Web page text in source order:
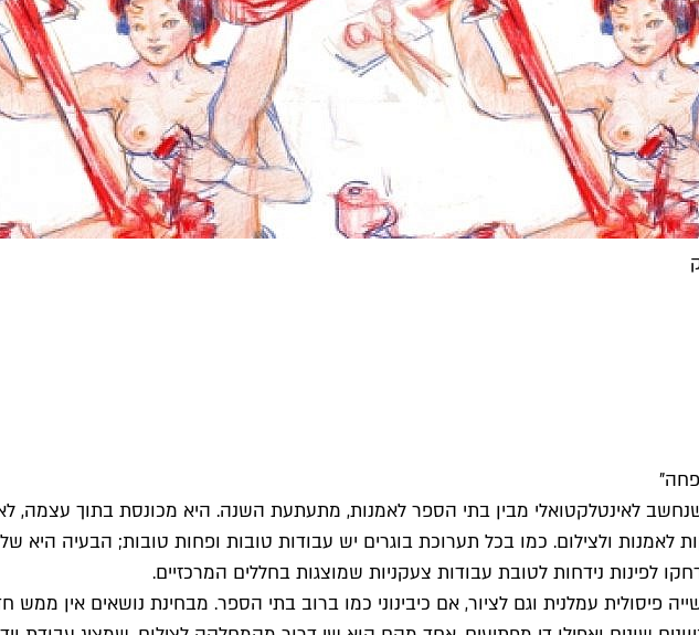
לאינטלקטואלי מבין בתי הספר לאמנות, מתעתעת השנה. היא מכונסת בתוך עצמה,
ולצילום. כמו בכל תערוכת בוגרים יש עבודות טובות ופחות טובות; הבעיה היא
לפינות נידחות לטובת עבודות צעקניות שמוצגות בחללים המרכזיים.
פיסולית עמלנית וגם לציור, אם כיבינוני כמו ברוב בתי הספר. מבחינת נושאים אין